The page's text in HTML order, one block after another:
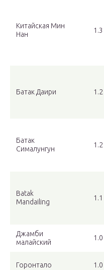
Китайская Мин
Нан
1.3
Батак Даири 1.2
Батак
Сималунгун
1.2
Batak
Mandailing
1.1
Джамби
малайский
1.0
Горонтало 1.0